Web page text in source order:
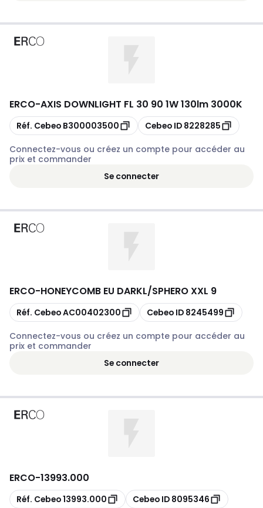
ERCO-AXIS DOWNLIGHT FL 30 90 1W 130lm 3000K
Copier
Réf. Cebeo B300003500 Copier
Cebeo ID 8228285
Connectez-vous ou créez un compte pour accéder au
prix et commander
Se connecter
ERCO-HONEYCOMB EU DARKL/SPHERO XXL 9
Copier
Réf. CebeoAC00402300 Copier
Cebeo ID 8245499
Connectez-vous ou créez un compte pour accéder au
prix et commander
Se connecter
ERCO-13993.000
Copier
Réf. Cebeo13993.000 Copier
Cebeo ID 8095346